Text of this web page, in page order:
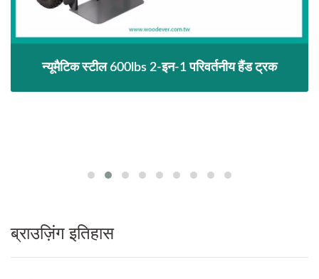
न्यूमैटिक स्टील 600lbs 2-इन-1 परिवर्तनीय हैंड ट्रक
ब्राउज़िंग इतिहास